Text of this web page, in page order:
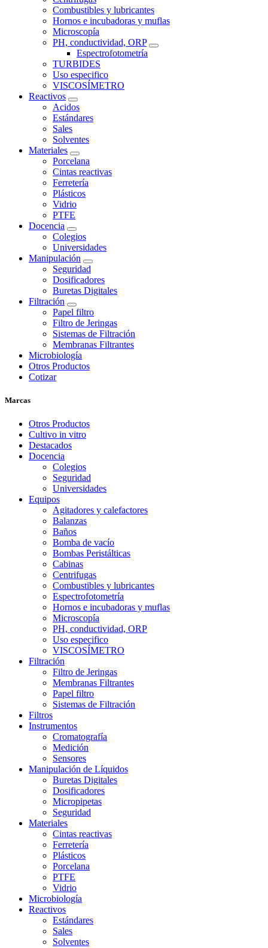
Combustibles y lubricantes
Hornos e incubadoras y muflas
Microscopía
PH, conductividad, ORP
Espectrofotometría
TURBIDES
Uso especifico
VISCOSÍMETRO
Reactivos
Acidos
Estándares
Sales
Solventes
Materiales
Porcelana
Cintas reactivas
Ferretería
Plásticos
Vidrio
PTFE
Docencia
Colegios
Universidades
Manipulación
Seguridad
Dosificadores
Buretas Digitales
Filtración
Papel filtro
Filtro de Jeringas
Sistemas de Filtración
Membranas Filtrantes
Microbiología
Otros Productos
Cotizar
Marcas
Otros Productos
Cultivo in vitro
Destacados
Docencia
Colegios
Seguridad
Universidades
Equipos
Agitadores y calefactores
Balanzas
Baños
Bomba de vacío
Bombas Peristálticas
Cabinas
Centrifugas
Combustibles y lubricantes
Espectrofotometría
Hornos e incubadoras y muflas
Microscopía
PH, conductividad, ORP
Uso especifico
VISCOSÍMETRO
Filtración
Filtro de Jeringas
Membranas Filtrantes
Papel filtro
Sistemas de Filtración
Filtros
Instrumentos
Cromatografía
Medición
Sensores
Manipulación de Líquidos
Buretas Digitales
Dosificadores
Micropipetas
Seguridad
Materiales
Cintas reactivas
Ferretería
Plásticos
Porcelana
PTFE
Vidrio
Microbiología
Reactivos
Estándares
Sales
Solventes